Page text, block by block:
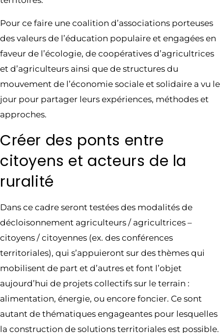
Pour ce faire une coalition d’associations porteuses
des valeurs de l’éducation populaire et engagées en
faveur de l’écologie, de coopératives d’agricultrices
et d’agriculteurs ainsi que de structures du
mouvement de l’économie sociale et solidaire a vu le
jour pour partager leurs expériences, méthodes et
approches.
Créer des ponts entre
citoyens et acteurs de la
ruralité
Dans ce cadre seront testées des modalités de
décloisonnement agriculteurs / agricultrices –
citoyens / citoyennes (ex. des conférences
territoriales), qui s’appuieront sur des thèmes qui
mobilisent de part et d’autres et font l’objet
aujourd’hui de projets collectifs sur le terrain :
alimentation, énergie, ou encore foncier. Ce sont
autant de thématiques engageantes pour lesquelles
la construction de solutions territoriales est possible.